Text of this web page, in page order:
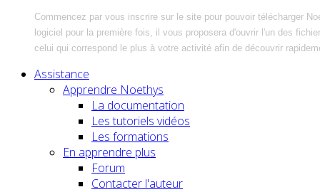
Commencez par vous inscrire sur le site pour pouvoir télécharger
logiciel pour la première fois, il vous proposera d'ouvrir l'un des
celui qui correspond le plus à votre activité afin de découvrir
Assistance
Apprendre Noethys
La documentation
Les tutoriels vidéos
Les formations
En apprendre plus
Forum
Contacter l'auteur